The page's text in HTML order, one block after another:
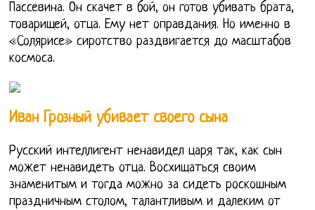
Пассевина. Он скачет в бой, он готов убивать брата,
товарищей, отца. Ему нет оправдания. Но именно в
«Солярисе» сиротство раздвигается до масштабов
космоса.
Иван Грозный убивает своего сына
Русский интеллигент ненавидел царя так, как сын
может ненавидеть отца. Восхищаться своим
знаменитым и тогда можно за сидеть роскошным
праздничным столом, талантливым и далеким от